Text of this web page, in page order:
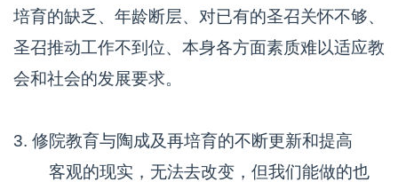
培育的缺乏、年龄断层、对已有的圣召关怀不够、
圣召推动工作不到位、本身各方面素质难以适应教
会和社会的发展要求。
3. 修院教育与陶成及再培育的不断更新和提高
客观的现实，无法去改变，但我们能做的也